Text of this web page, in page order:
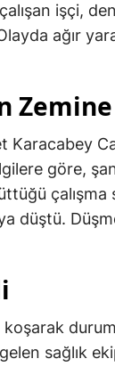
işçi,
ağır
Karacabey
göre,
çalışma
düştü.
koşarak
sağlık